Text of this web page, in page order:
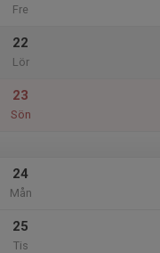
Fre
22
Lör
23
Sön
24
Mån
25
Tis